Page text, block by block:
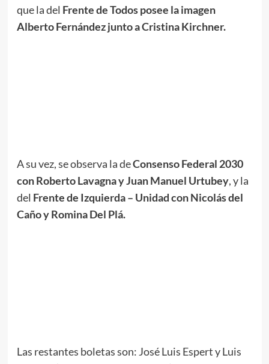
que la del Frente de Todos posee la imagen
Alberto Fernández junto a Cristina Kirchner.
A su vez, se observa la deConsenso Federal 2030
con Roberto Lavagna y Juan Manuel Urtubey, y la
del Frente de Izquierda – Unidad con Nicolás del
Caño y Romina Del Plá.
Las restantes boletas son: José Luis Espert y Luis